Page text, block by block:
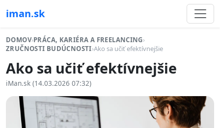
iman.sk
DOMOV›PRÁCA, KARIÉRA A FREELANCING›
ZRUČNOSTI BUDÚCNOSTI›Ako sa učiť efektívnejšie
Ako sa učiť efektívnejšie
iMan.sk (14.03.2026 07:32)